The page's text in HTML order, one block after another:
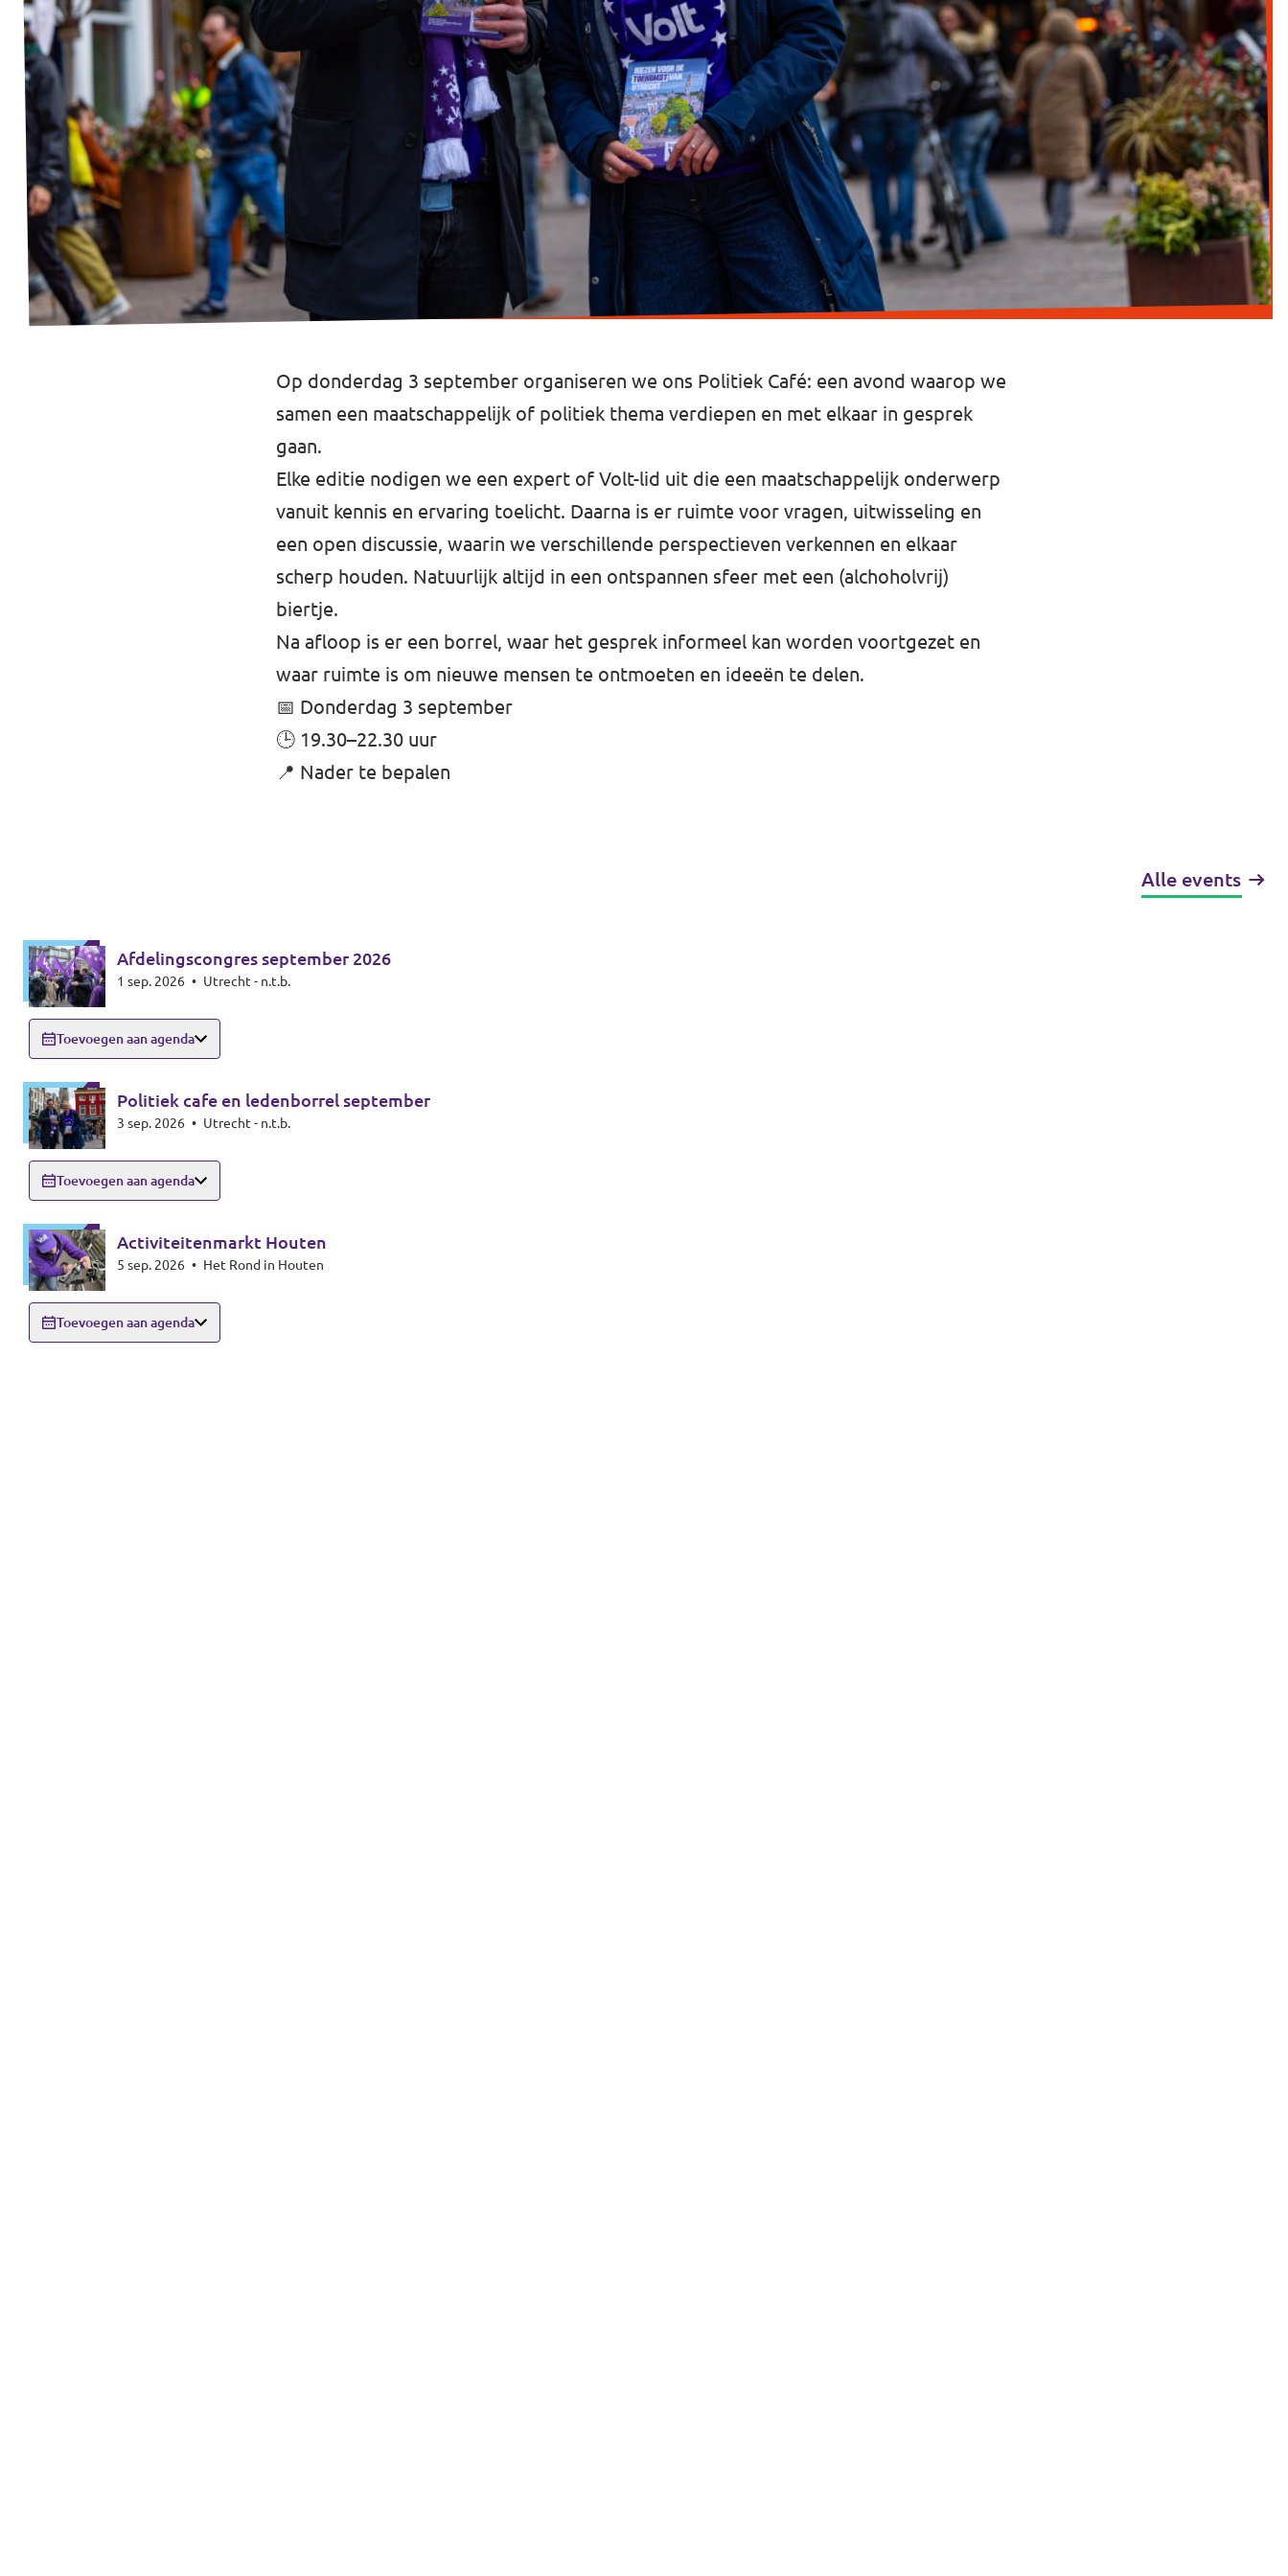
Volt Utrecht stad
Volt Woerden
Volt Zeist
Doe mee!
Op donderdag 3 september organiseren we ons Politiek Café: een avond waarop we
samen een maatschappelijk of politiek thema verdiepen en met elkaar in gesprek
gaan.
Elke editie nodigen we een expert of Volt-lid uit die een maatschappelijk onderwerp
vanuit kennis en ervaring toelicht. Daarna is er ruimte voor vragen, uitwisseling en
een open discussie, waarin we verschillende perspectieven verkennen en elkaar
scherp houden. Natuurlijk altijd in een ontspannen sfeer met een (alchoholvrij)
biertje.
Na afloop is er een borrel, waar het gesprek informeel kan worden voortgezet en
waar ruimte is om nieuwe mensen te ontmoeten en ideeën te delen.
📅 Donderdag 3 september
🕒 19.30–22.30 uur
📍 Nader te bepalen
Alle events
Afdelingscongres september 2026
1 sep. 2026 • Utrecht - n.t.b.
Toevoegen aan agenda
Politiek cafe en ledenborrel september
3 sep. 2026 • Utrecht - n.t.b.
Toevoegen aan agenda
Activiteitenmarkt Houten
5 sep. 2026 • Het Rond in Houten
Toevoegen aan agenda